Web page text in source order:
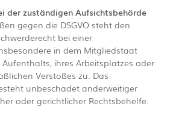
der zuständigen Aufsichtsbehörde
gegen die DSGVO steht den
bei einer
in dem Mitgliedstaat
ihres Arbeitsplatzes oder
Verstoßes zu. Das
unbeschadet anderweitiger
oder gerichtlicher Rechtsbehelfe.